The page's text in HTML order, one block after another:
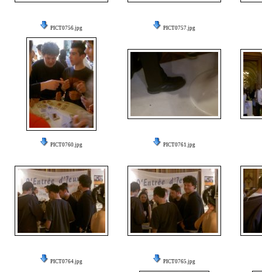
PICT0756.jpg PICT0757.jpg
PICT0760.jpg PICT0761.jpg
PICT0764.jpg PICT0765.jpg